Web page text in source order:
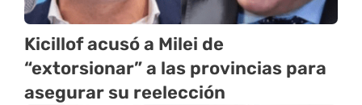
Kicillof acusó a Milei de
“extorsionar” a las provincias para
asegurar su reelección